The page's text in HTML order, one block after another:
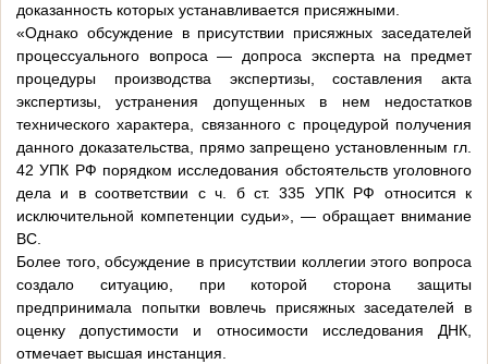
доказанность которых устанавливается присяжными.
«Однако обсуждение в присутствии присяжных заседателей
процессуального вопроса — допроса эксперта на предмет
процедуры производства экспертизы, составления акта
экспертизы, устранения допущенных в нем недостатков
технического характера, связанного с процедурой получения
данного доказательства, прямо запрещено установленным гл.
42 УПК РФ порядком исследования обстоятельств уголовного
дела и в соответствии с ч. б ст. 335 УПК РФ относится к
исключительной компетенции судьи», — обращает внимание
ВС.
Более того, обсуждение в присутствии коллегии этого вопроса
создало ситуацию, при которой сторона защиты
предпринимала попытки вовлечь присяжных заседателей в
оценку допустимости и относимости исследования ДНК,
отмечает высшая инстанция.